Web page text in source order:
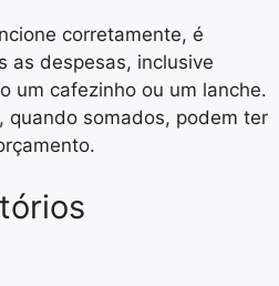
corretamente, é
as despesas, inclusive
um cafezinho ou um lanche.
quando somados, podem ter